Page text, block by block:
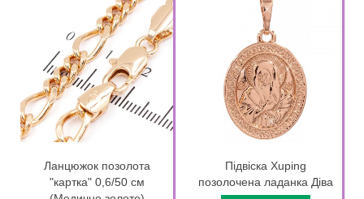
Ланцюжок позолота
"картка" 0,6/50 см
Підвіска Xuping
позолочена ладанка Діва